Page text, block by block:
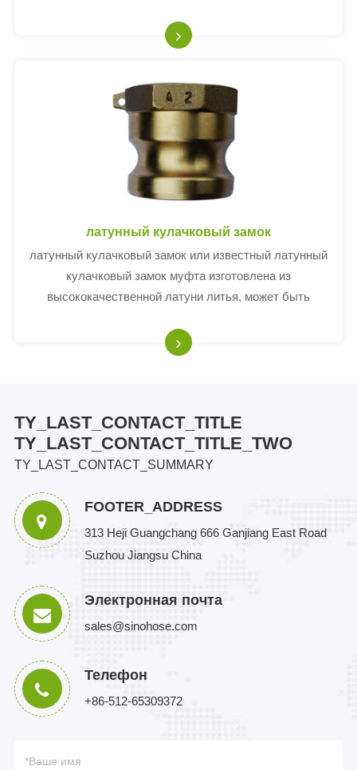
трубопроводы и коллекторы в торцевые гайки для
наземных соединений.
латунный кулачковый замок
латунный кулачковый замок или известный латунный
кулачковый замок муфта изготовлена из
высококачественной латуни литья, может быть
заклинивание резьбы пригонки.
TY_LAST_CONTACT_TITLE
TY_LAST_CONTACT_TITLE_TWO
TY_LAST_CONTACT_SUMMARY
FOOTER_ADDRESS
313 Heji Guangchang 666 Ganjiang East Road
Suzhou Jiangsu China
Электронная почта
sales@sinohose.com
Телефон
+86-512-65309372